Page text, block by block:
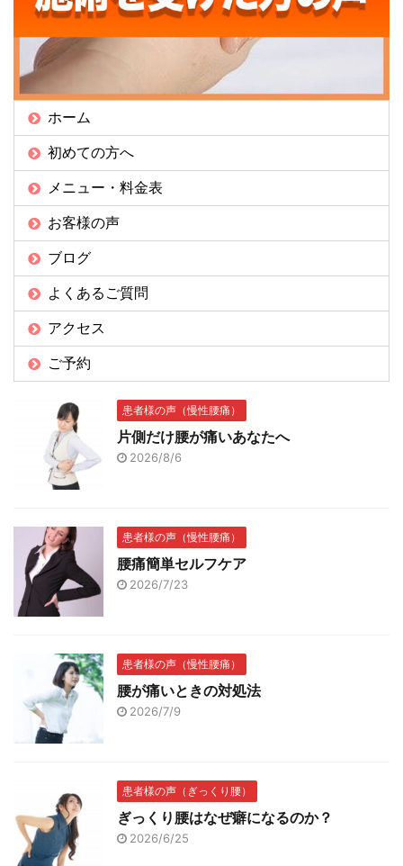
ホーム
初めての方へ
メニュー・料金表
お客様の声
ブログ
よくあるご質問
アクセス
ご予約
患者様の声（慢性腰痛）
片側だけ腰が痛いあなたへ
2026/8/6
患者様の声（慢性腰痛）
腰痛簡単セルフケア
2026/7/23
患者様の声（慢性腰痛）
腰が痛いときの対処法
2026/7/9
患者様の声（ぎっくり腰）
ぎっくり腰はなぜ癖になるのか？
2026/6/25